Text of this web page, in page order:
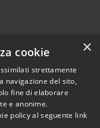
© 2026 • Comune di
di Piave • Powered by
×
cookie
strettamente
navigazione del sito,
fine di elaborare
e anonime.
policy al seguente link